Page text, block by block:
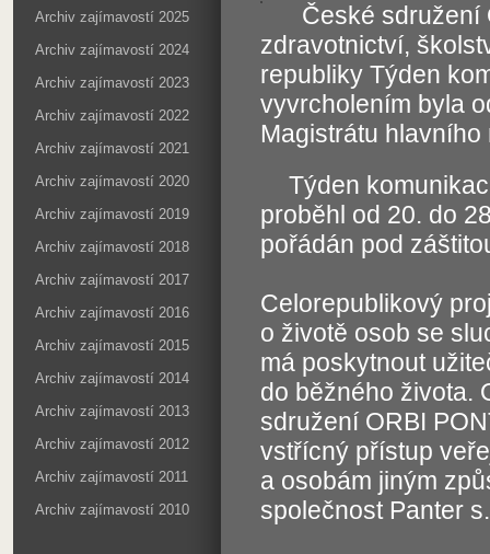
Archiv zajímavostí 2025
Archiv zajímavostí 2024
Archiv zajímavostí 2023
Archiv zajímavostí 2022
Archiv zajímavostí 2021
Archiv zajímavostí 2020
Archiv zajímavostí 2019
Archiv zajímavostí 2018
Archiv zajímavostí 2017
Archiv zajímavostí 2016
Archiv zajímavostí 2015
Archiv zajímavostí 2014
Archiv zajímavostí 2013
Archiv zajímavostí 2012
Archiv zajímavostí 2011
Archiv zajímavostí 2010
České sdružení
zdravotnictví,
republiky Týden
vyvrcholením byla
Magistrátu hlavního
Týden
proběhl od 20. do
pořádán pod
Celorepublikový
o životě osob se
má poskytnout
do běžného života.
sdružení ORBI
vstřícný přístup
a osobám jiným
společnost Panter